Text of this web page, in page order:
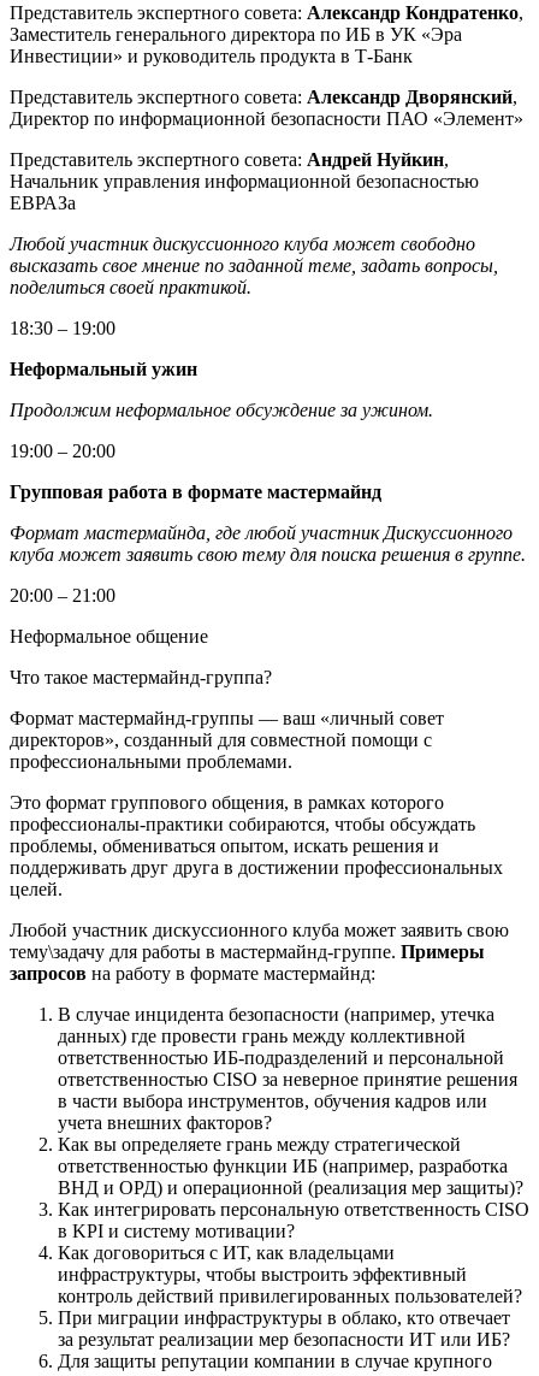
Представитель экспертного совета: Александр Кондратенко,
Заместитель генерального директора по ИБ в УК «Эра
Инвестиции» и руководитель продукта в Т-Банк
Представитель экспертного совета: Александр Дворянский,
Директор по информационной безопасности ПАО «Элемент»
Представитель экспертного совета: Андрей Нуйкин,
Начальник управления информационной безопасностью
ЕВРАЗа
Любой участник дискуссионного клуба может свободно
высказать свое мнение по заданной теме, задать вопросы,
поделиться своей практикой.
18:30 – 19:00
Неформальный ужин
Продолжим неформальное обсуждение за ужином.
19:00 – 20:00
Групповая работа в формате мастермайнд
Формат мастермайнда, где любой участник Дискуссионного
клуба может заявить свою тему для поиска решения в группе.
20:00 – 21:00
Неформальное общение
Что такое мастермайнд-группа?
Формат мастермайнд-группы — ваш «личный совет
директоров», созданный для совместной помощи с
профессиональными проблемами.
Это формат группового общения, в рамках которого
профессионалы-практики собираются, чтобы обсуждать
проблемы, обмениваться опытом, искать решения и
поддерживать друг друга в достижении профессиональных
целей.
Любой участник дискуссионного клуба может заявить свою
тему\задачу для работы в мастермайнд-группе. Примеры
запросов на работу в формате мастермайнд:
В случае инцидента безопасности (например, утечка
данных) где провести грань между коллективной
ответственностью ИБ-подразделений и персональной
ответственностью CISO за неверное принятие решения
в части выбора инструментов, обучения кадров или
учета внешних факторов?
Как вы определяете грань между стратегической
ответственностью функции ИБ (например, разработка
ВНД и ОРД) и операционной (реализация мер защиты)?
Как интегрировать персональную ответственность CISO
в KPI и систему мотивации?
Как договориться с ИТ, как владельцами
инфраструктуры, чтобы выстроить эффективный
контроль действий привилегированных пользователей?
При миграции инфраструктуры в облако, кто отвечает
за результат реализации мер безопасности ИТ или ИБ?
Для защиты репутации компании в случае крупного